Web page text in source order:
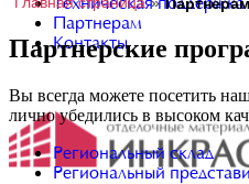
Техническая поддержка
Партнерам
Контакты
Партнерские
Вы всегда можете посетить
лично убедились в высоком
Региональный склад
Региональный